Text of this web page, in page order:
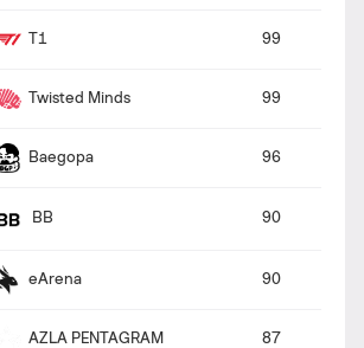
T1 99
Twisted Minds 99
Baegopa 96
BB 90
eArena 90
AZLA PENTAGRAM 87